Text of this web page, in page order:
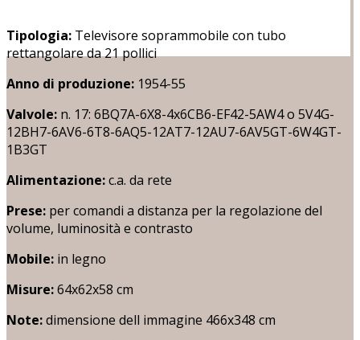
Tipologia: Televisore soprammobile con tubo
rettangolare da 21 pollici
Anno di produzione: 1954-55
Valvole: n. 17: 6BQ7A-6X8-4x6CB6-EF42-5AW4 o 5V4G-
12BH7-6AV6-6T8-6AQ5-12AT7-12AU7-6AV5GT-6W4GT-
1B3GT
Alimentazione:c.a. da rete
Prese: per comandi a distanza per la regolazione del
volume, luminosità e contrasto
Mobile: in legno
Misure:64x62x58 cm
Note:dimensione dell immagine 466x348 cm